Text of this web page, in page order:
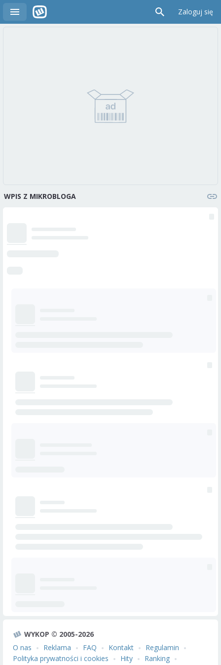
Zaloguj się
WPIS Z MIKROBLOGA
WYKOP © 2005-2026
O nas
Reklama FAQ Kontakt
Regulamin
Polityka prywatności i cookies
Hity
Ranking